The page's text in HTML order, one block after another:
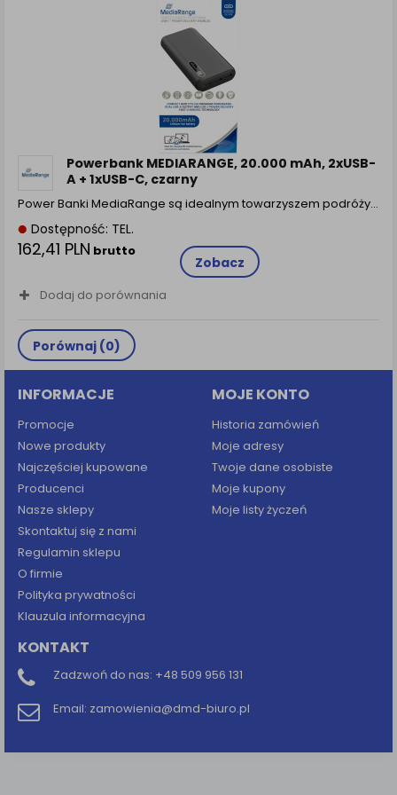
Powerbank MEDIARANGE, 20.000 mAh, 2xUSB-
A + 1xUSB-C, czarny
Power Banki MediaRange są idealnym towarzyszem podróży…
Dostępność: TEL.
162,41 PLN brutto
Zobacz
Dodaj do porównania
Porównaj (0)
INFORMACJE
Promocje
Nowe produkty
Najczęściej kupowane
Producenci
Nasze sklepy
Skontaktuj się z nami
Regulamin sklepu
O firmie
Polityka prywatności
Klauzula informacyjna
MOJE KONTO
Historia zamówień
Moje adresy
Twoje dane osobiste
Moje kupony
Moje listy życzeń
KONTAKT
Zadzwoń do nas: +48 509 956 131
Email: zamowienia@dmd-biuro.pl
zamówienia na Państwa email lub wyświetlenie
Państwu prawidłowych informacji o promocjach czy
cenach indywidualnych, ważna jest Państwa
wcześniejsza zgoda której udzieliliście podczas
Każda Państwa zgoda jest dobrowolna i można ją w
dowolnym momencie wycofać.
Polityka prywatności (rozwiń)
Klauzula Informacyjna (rozwiń)
Lista Zaufanych Partnerów (rozwiń)